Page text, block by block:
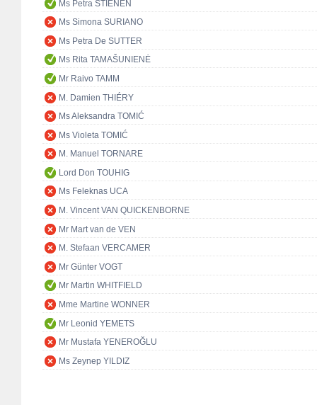
Ms Petra STIENEN
Ms Simona SURIANO
Ms Petra De SUTTER
Ms Rita TAMAŠUNIENĖ
Mr Raivo TAMM
M. Damien THIÉRY
Ms Aleksandra TOMIĆ
Ms Violeta TOMIĆ
M. Manuel TORNARE
Lord Don TOUHIG
Ms Feleknas UCA
M. Vincent VAN QUICKENBORNE
Mr Mart van de VEN
M. Stefaan VERCAMER
Mr Günter VOGT
Mr Martin WHITFIELD
Mme Martine WONNER
Mr Leonid YEMETS
Mr Mustafa YENEROĞLU
Ms Zeynep YILDIZ